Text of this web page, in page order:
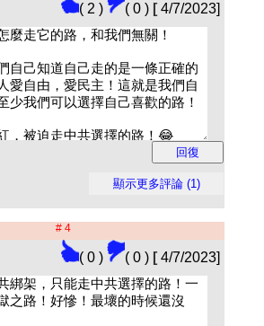
( 2 ) ( 0 ) [4/7/2023]
# 4
( 0 ) ( 0 ) [4/7/2023]